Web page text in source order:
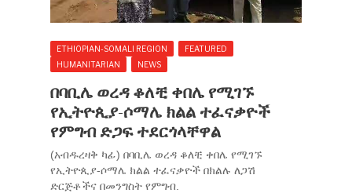
ETHIOPIAN-SOMALI REGION
FEATURED
HUMANITARIAN
NEWS
በባቢሌ ወረዳ ቆለቺ ቀበሌ የሚገኙ
የኢትዮጲያ-ሶማሌ ክልል ተፈናቃዮች
የምግብ ድጋፍ ተደርጎላቸዋል
(አብዱረዛቅ ካፊ) በባቢሌ ወረዳ ቆለቺ ቀበሌ የሚገኙ
የኢትዮጲያ-ሶማሌ ክልል ተፈናቃዮች በክልሉ ለጋሽ
ድርጅቶችና በመንግስት የምግብ.